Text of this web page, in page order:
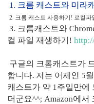
1. 크롬 캐스트와 미라
2. 크롬 캐스트 사용하기! 로컬파
3. 크롬캐스트와
컬 파일 재생하기!
구글의 크롬캐스트가
합니다. 저는 어제인 5
캐스트가 약 1주일만에
더군요^^; Amazon에서